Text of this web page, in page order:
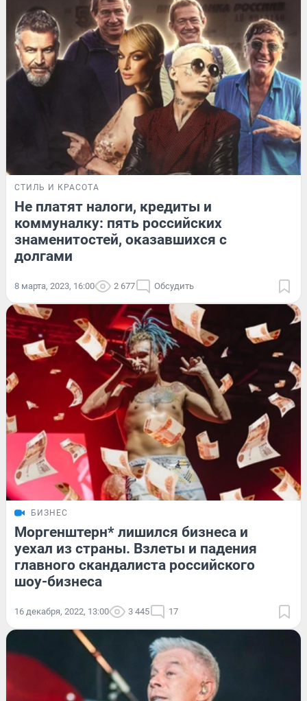
СТИЛЬ И КРАСОТА
Не платят налоги, кредиты и
коммуналку: пять российских
знаменитостей, оказавшихся с
долгами
8 марта, 2023, 16:00 2 677 Обсудить
БИЗНЕС
Моргенштерн* лишился бизнеса и
уехал из страны. Взлеты и падения
главного скандалиста российского
шоу-бизнеса
16 декабря, 2022, 13:00 3 445 17